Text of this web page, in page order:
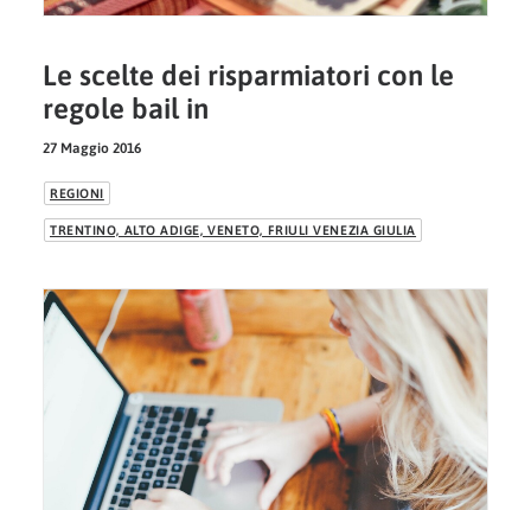
Le scelte dei risparmiatori con le
regole bail in
27 Maggio 2016
REGIONI
TRENTINO, ALTO ADIGE, VENETO, FRIULI VENEZIA GIULIA